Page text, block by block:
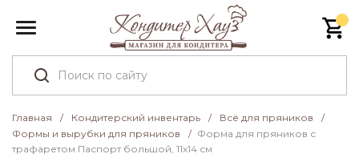
Главная / Кондитерский инвентарь / Всё для пряников
/
Формы и вырубки для пряников
/ Форма для пряников с
трафаретом Паспорт большой, 11х14 см